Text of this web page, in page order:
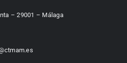
– 29001 – Málaga